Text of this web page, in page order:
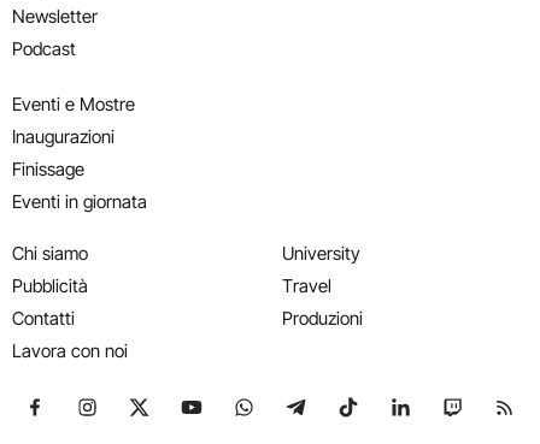
Newsletter
Podcast
Eventi e Mostre
Inaugurazioni
Finissage
Eventi in giornata
Chi siamo
Pubblicità
Contatti
Lavora con noi
University
Travel
Produzioni
Seguici su Facebook
Seguici su Instagram
Seguici su X
Seguici su YouTube
Seguici su WhatsApp
Seguici su Telegram
Seguici su TikTok
Seguici su
Seguici